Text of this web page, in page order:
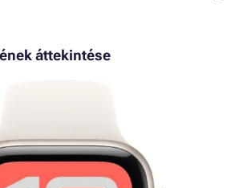
áttekintése